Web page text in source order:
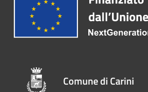
Comune di Carini